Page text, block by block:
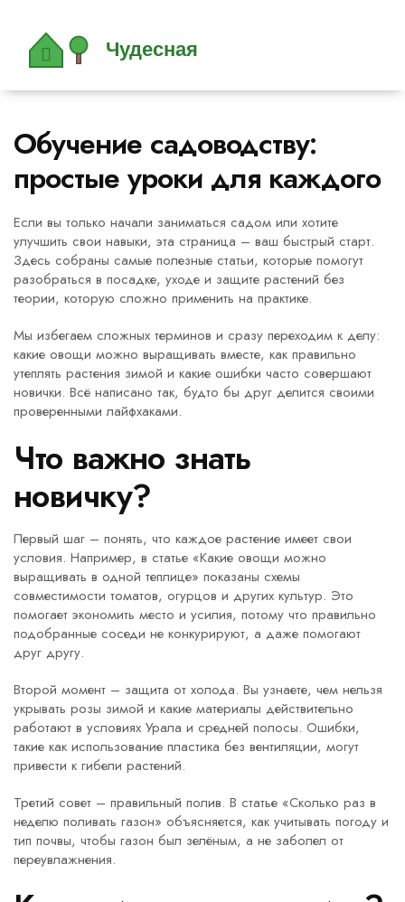
Обучение садоводству:
простые уроки для каждого
Если вы только начали заниматься садом или хотите
улучшить свои навыки, эта страница – ваш быстрый старт.
Здесь собраны самые полезные статьи, которые помогут
разобраться в посадке, уходе и защите растений без
теории, которую сложно применить на практике.
Мы избегаем сложных терминов и сразу переходим к делу:
какие овощи можно выращивать вместе, как правильно
утеплять растения зимой и какие ошибки часто совершают
новички. Всё написано так, будто бы друг делится своими
проверенными лайфхаками.
Что важно знать
новичку?
Первый шаг – понять, что каждое растение имеет свои
условия. Например, в статье «Какие овощи можно
выращивать в одной теплице» показаны схемы
совместимости томатов, огурцов и других культур. Это
помогает экономить место и усилия, потому что правильно
подобранные соседи не конкурируют, а даже помогают
друг другу.
Второй момент – защита от холода. Вы узнаете, чем нельзя
укрывать розы зимой и какие материалы действительно
работают в условиях Урала и средней полосы. Ошибки,
такие как использование пластика без вентиляции, могут
привести к гибели растений.
Третий совет – правильный полив. В статье «Сколько раз в
неделю поливать газон» объясняется, как учитывать погоду и
тип почвы, чтобы газон был зелёным, а не заболел от
переувлажнения.